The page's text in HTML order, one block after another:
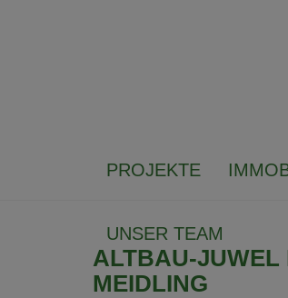
PROJEKTE
UNSER TEAM
ALTBAU-JUWEL
MEIDLING